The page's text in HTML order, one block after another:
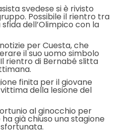
svedese si è rivisto
Possibile il rientro tra
dell’Olimpico con la
per Cuesta, che
il suo uomo simbolo
rientro di Bernabé slitta
finita per il giovane
della lesione del
al ginocchio per
già chiuso una stagione